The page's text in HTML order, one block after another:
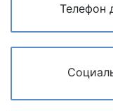
Телефон